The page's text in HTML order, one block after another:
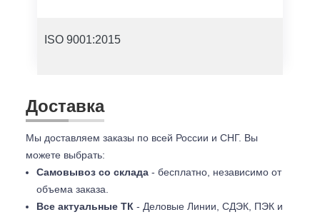
ISO 9001:2015
Доставка
Мы доставляем заказы по всей России и СНГ. Вы
можете выбрать:
Самовывоз со склада - бесплатно, независимо от
объема заказа.
Все актуальные ТК - Деловые Линии, СДЭК, ПЭК и